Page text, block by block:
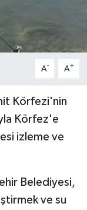
A- A+
Körfezi'nin
Körfez'e
izleme ve
Belediyesi,
ve su